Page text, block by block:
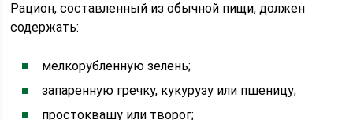
Рацион, составленный из обычной пищи, должен
содержать:
мелкорубленную зелень;
запаренную гречку, кукурузу или пшеницу;
простоквашу или творог;